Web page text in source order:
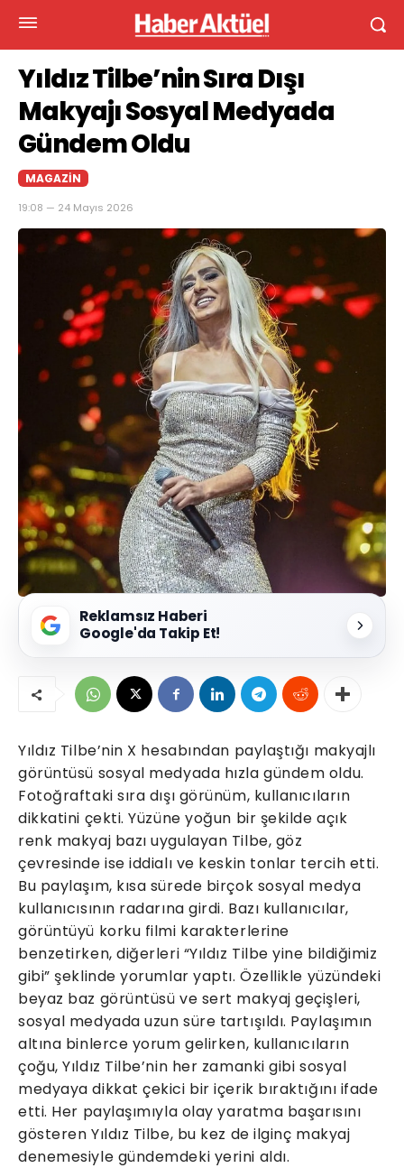
Yıldız Tilbe’nin Sıra Dışı
Makyajı Sosyal Medyada
Gündem Oldu
MAGAZIN
19:08 — 24 Mayıs 2026
Reklamsız Haberi
Google'da Takip Et!
Yıldız Tilbe’nin X hesabından paylaştığı makyajlı
görüntüsü sosyal medyada hızla gündem oldu.
Fotoğraftaki sıra dışı görünüm, kullanıcıların
dikkatini çekti. Yüzüne yoğun bir şekilde açık
renk makyaj bazı uygulayan Tilbe, göz
çevresinde ise iddialı ve keskin tonlar tercih etti.
Bu paylaşım, kısa sürede birçok sosyal medya
kullanıcısının radarına girdi. Bazı kullanıcılar,
görüntüyü korku filmi karakterlerine
benzetirken, diğerleri “Yıldız Tilbe yine bildiğimiz
gibi” şeklinde yorumlar yaptı. Özellikle yüzündeki
beyaz baz görüntüsü ve sert makyaj geçişleri,
sosyal medyada uzun süre tartışıldı. Paylaşımın
altına binlerce yorum gelirken, kullanıcıların
çoğu, Yıldız Tilbe’nin her zamanki gibi sosyal
medyaya dikkat çekici bir içerik bıraktığını ifade
etti. Her paylaşımıyla olay yaratma başarısını
gösteren Yıldız Tilbe, bu kez de ilginç makyaj
denemesiyle gündemdeki yerini aldı.